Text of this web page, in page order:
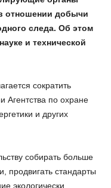
отношении добычи
следа. Об этом
и технической
сократить
Агентства по охране
и других
собирать больше
продвигать стандарты
экологически